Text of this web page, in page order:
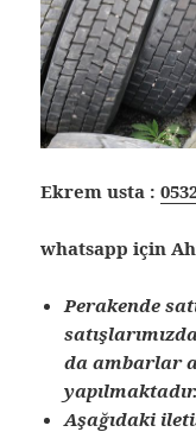
Ekrem usta :
whatsapp için
Perakende
da ambarlar
yapılmaktadır.
Aşağıdaki